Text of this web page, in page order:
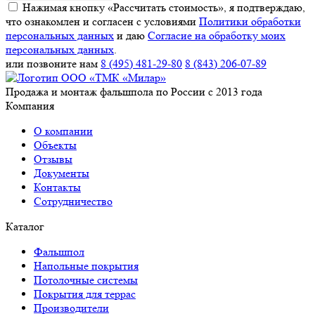
Нажимая кнопку «Рассчитать стоимость», я подтверждаю,
что ознакомлен и согласен с условиями Политики обработки
персональных данных и даю Согласие на обработку моих
персональных данных.
или позвоните нам 8 (495) 481-29-80 8 (843) 206-07-89
Продажа и монтаж фальшпола по России с 2013 года
Компания
О компании
Объекты
Отзывы
Документы
Контакты
Сотрудничество
Каталог
Фальшпол
Напольные покрытия
Потолочные системы
Покрытия для террас
Производители